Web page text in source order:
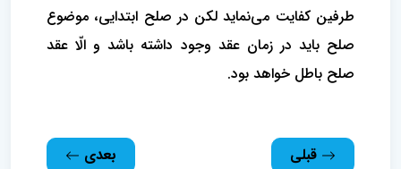
طرفین کفایت می‌نماید لکن در صلح ابتدایی، موضوع
صلح باید در زمان عقد وجود داشته باشد و الّا عقد
صلح باطل خواهد بود.
قبلی بعدی